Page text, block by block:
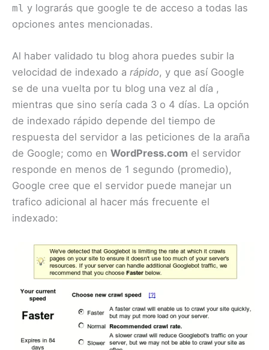
ml y lograrás que google te de acceso a todas las
opciones antes mencionadas.
Al haber validado tu blog ahora puedes subir la
velocidad de indexado a rápido, y que así Google
se de una vuelta por tu blog una vez al día ,
mientras que sino sería cada 3 o 4 días. La opción
de indexado rápido depende del tiempo de
respuesta del servidor a las peticiones de la araña
de Google; como en WordPress.com el servidor
responde en menos de 1 segundo (promedio),
Google cree que el servidor puede manejar un
trafico adicional al hacer más frecuente el
indexado: